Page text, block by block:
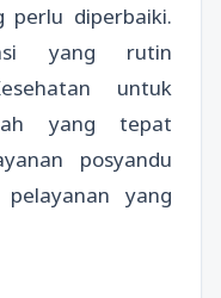
perlu diperbaiki.
yang rutin
untuk
yang tepat
posyandu
yang